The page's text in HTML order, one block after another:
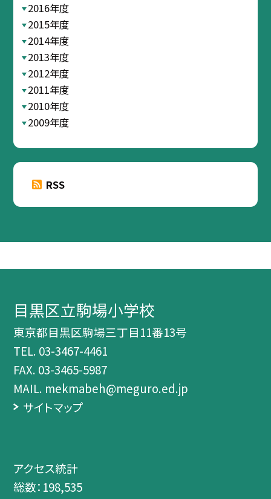
2016年度
2015年度
2014年度
2013年度
2012年度
2011年度
2010年度
2009年度
RSS
目黒区立駒場小学校
東京都目黒区駒場三丁目11番13号
TEL. 03-3467-4461
FAX. 03-3465-5987
MAIL. mekmabeh@meguro.ed.jp
サイトマップ
アクセス統計
総数： 198,535